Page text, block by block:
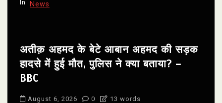
In News
अतीक़ अहमद के बेटे आबान अहमद की सड़क
हादसे में हुई मौत, पुलिस ने क्या बताया? –
BBC
August 6, 2026 0 13 words